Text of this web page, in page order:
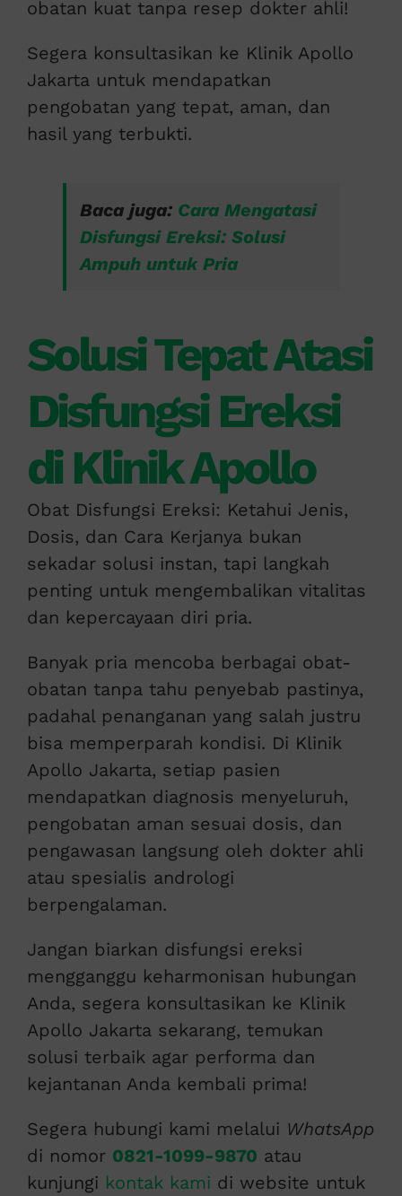
obatan kuat tanpa resep dokter ahli!
Segera konsultasikan ke Klinik Apollo
Jakarta untuk mendapatkan
pengobatan yang tepat, aman, dan
hasil yang terbukti.
Baca juga: Cara Mengatasi
Disfungsi Ereksi: Solusi
Ampuh untuk Pria
Solusi Tepat Atasi
Disfungsi Ereksi
di Klinik Apollo
Obat Disfungsi Ereksi: Ketahui Jenis,
Dosis, dan Cara Kerjanya bukan
sekadar solusi instan, tapi langkah
penting untuk mengembalikan vitalitas
dan kepercayaan diri pria.
Banyak pria mencoba berbagai obat-
obatan tanpa tahu penyebab pastinya,
padahal penanganan yang salah justru
bisa memperparah kondisi. Di Klinik
Apollo Jakarta, setiap pasien
mendapatkan diagnosis menyeluruh,
pengobatan aman sesuai dosis, dan
pengawasan langsung oleh dokter ahli
atau spesialis andrologi
berpengalaman.
Jangan biarkan disfungsi ereksi
mengganggu keharmonisan hubungan
Anda, segera konsultasikan ke Klinik
Apollo Jakarta sekarang, temukan
solusi terbaik agar performa dan
kejantanan Anda kembali prima!
Segera hubungi kami melalui WhatsApp
di nomor 0821-1099-9870 atau
kunjungi kontak kami di website untuk